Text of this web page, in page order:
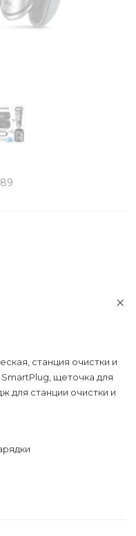
станция очистки и
щеточка для
для станции очистки и